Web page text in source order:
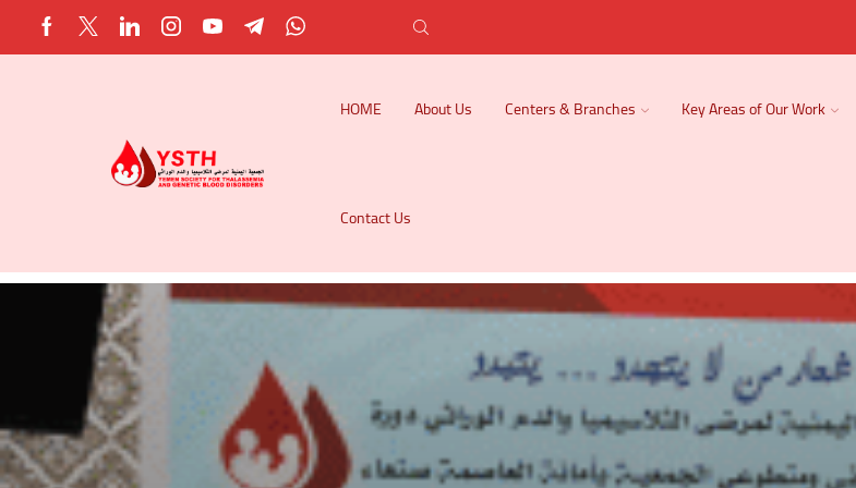
HOME About Us Centers & Branches Key Areas of Our Work
Contact Us